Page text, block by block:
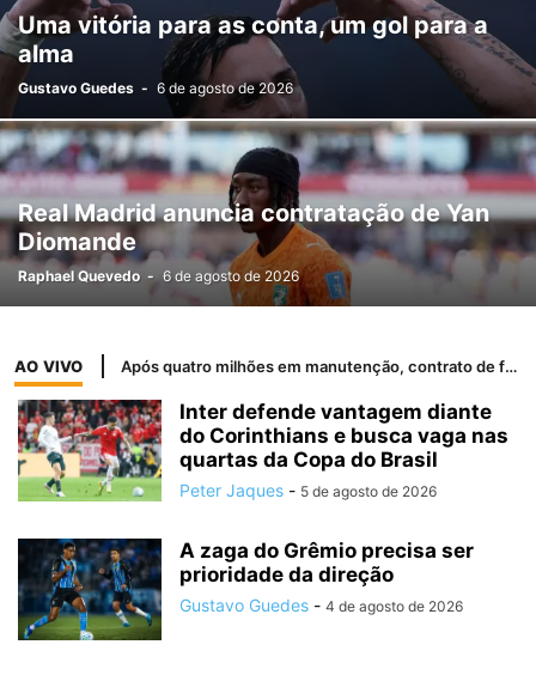
Uma vitória para as conta, um gol para a
alma
Gustavo Guedes - 6 de agosto de 2026
Real Madrid anuncia contratação de Yan
Diomande
Raphael Quevedo - 6 de agosto de 2026
AO VIVO Após quatro milhões em manutenção, contrato de frota herdado de Wasem é suspenso
Inter defende vantagem diante
do Corinthians e busca vaga nas
quartas da Copa do Brasil
Peter Jaques - 5 de agosto de 2026
A zaga do Grêmio precisa ser
prioridade da direção
Gustavo Guedes - 4 de agosto de 2026